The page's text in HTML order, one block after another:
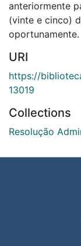
anteriormente
(vinte e cinco)
oportunamente.
URI
https://
13019
Collections
Resolução